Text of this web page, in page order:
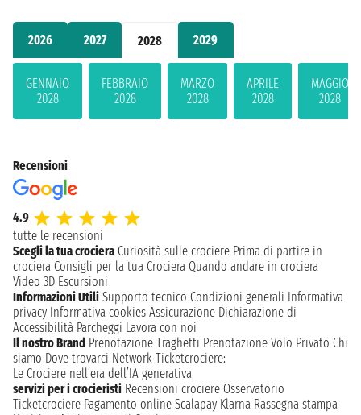
2026 2027 2028 2029
GENNAIO
2028
FEBBRAIO
2028
MARZO
2028
APRILE
2028
MAGGIO
2028
Recensioni
4.9
tutte le recensioni
Scegli la tua crociera Curiosità sulle crociere Prima di partire in
crociera Consigli per la tua Crociera Quando andare in crociera
Video 3D Escursioni
Informazioni Utili Supporto tecnico Condizioni generali Informativa
privacy Informativa cookies Assicurazione Dichiarazione di
Accessibilità Parcheggi Lavora con noi
Il nostro Brand Prenotazione Traghetti Prenotazione Volo Privato Chi
siamo Dove trovarci Network Ticketcrociere:
Le Crociere nell’era dell’IA generativa
servizi per i crocieristi Recensioni crociere Osservatorio
Ticketcrociere Pagamento online Scalapay Klarna Rassegna stampa